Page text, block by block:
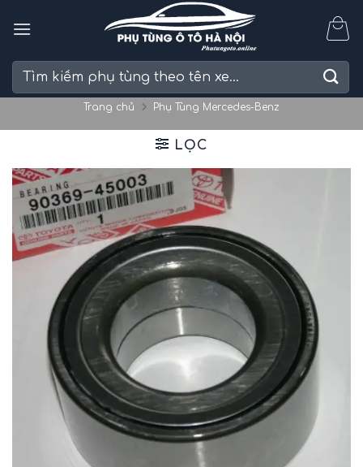
Tìm
Trang chủ Phụ Tùng Mercedes-Benz
LỌC